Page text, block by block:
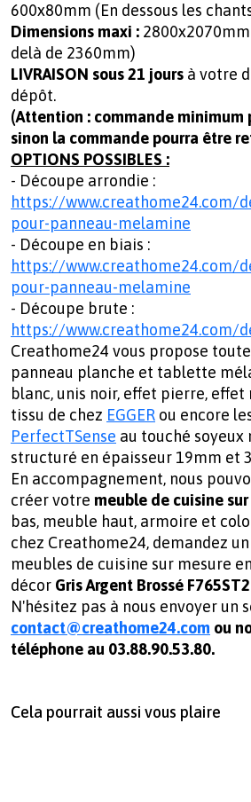
600x80mm (En dessous les
Dimensions maxi :
delà de 2360mm)
LIVRAISON sous 21 jours à votre
dépôt.
(Attention : commande minimum
sinon la commande pourra être
OPTIONS POSSIBLES :
- Découpe arrondie :
https://www.creathome24.com/
pour-panneau-melamine
- Découpe en biais :
https://www.creathome24.com/
pour-panneau-melamine
- Découpe brute :
https://www.creathome24.com/
Creathome24 vous propose
panneau planche et tablette
blanc, unis noir, effet pierre,
tissu de chez EGGER ou encore
PerfectTSense au touché
structuré en épaisseur 19mm et
En accompagnement, nous
créer votre meuble de cuisine
bas, meuble haut, armoire et
chez Creathome24, demandez
meubles de cuisine sur mesure
décor Gris Argent Brossé
N'hésitez pas à nous envoyer un
contact@creathome24.com ou
téléphone au 03.88.90.53.80.
Cela pourrait aussi vous plaire